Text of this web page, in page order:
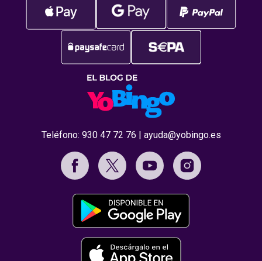
Teléfono: 930 47 72 76 | ayuda@yobingo.es